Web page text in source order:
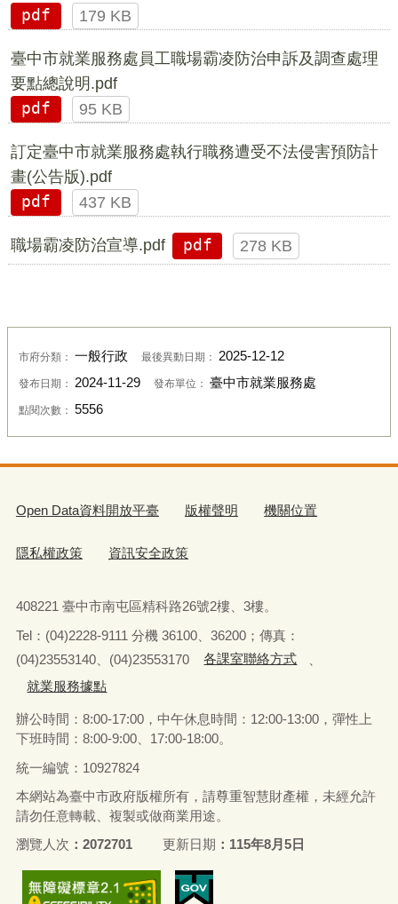
pdf
179 KB
臺中市就業服務處員工職場霸凌防治申訴及調查處理
要點總說明.pdf
pdf
95 KB
訂定臺中市就業服務處執行職務遭受不法侵害預防計
畫(公告版).pdf
pdf
437 KB
職場霸凌防治宣導.pdf pdf 278 KB
市府分類： 一般行政 最後異動日期： 2025-12-12
發布日期： 2024-11-29 發布單位： 臺中市就業服務處
點閱次數： 5556
Open Data資料開放平臺 版權聲明 機關位置
隱私權政策 資訊安全政策
408221 臺中市南屯區精科路26號2樓、3樓。
Tel： (04)2228-9111 分機 36100、36200；傳真：
(04)23553140、(04)23553170
各課室聯絡方式
就業服務據點
辦公時間：8:00-17:00，中午休息時間：12:00-13:00， 彈性上
下班時間：8:00-9:00、17:00-18:00。
統一編號：10927824
本網站為臺中市政府版權所有，請尊重智慧財產權，未經允許
請勿任意轉載、複製或做商業用途。
瀏覽人次
2072701 更新日期 115年8月5日